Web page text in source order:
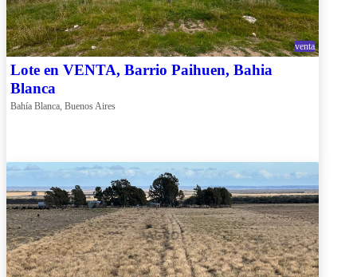
venta
Lote en VENTA, Barrio Paihuen, Bahia
Blanca
Bahía Blanca, Buenos Aires